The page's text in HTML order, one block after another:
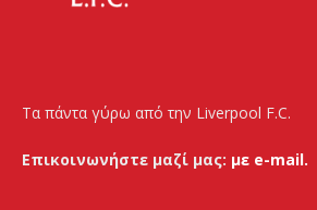
Τα πάντα γύρω από την Liverpool F.C.
Επικοινωνήστε μαζί μας: με e-mail.